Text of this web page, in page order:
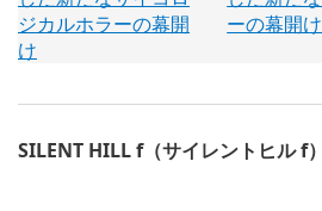
ーの幕開け
SILENT HILL f（サイレントヒル f）